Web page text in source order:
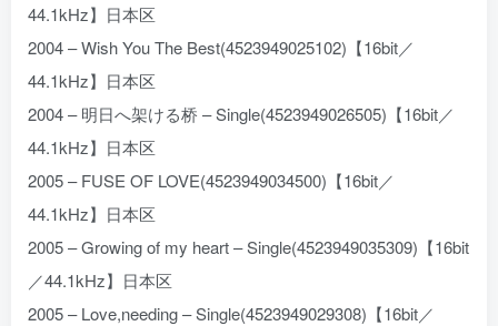
44.1kHz】日本区
2004 – Wish You The Best(4523949025102)【16bit／
44.1kHz】日本区
2004 – 明日へ架ける桥 – Single(4523949026505)【16bit／
44.1kHz】日本区
2005 – FUSE OF LOVE(4523949034500)【16bit／
44.1kHz】日本区
2005 – Growing of my heart – Single(4523949035309)【16bit
／44.1kHz】日本区
2005 – Love,needing – Single(4523949029308)【16bit／